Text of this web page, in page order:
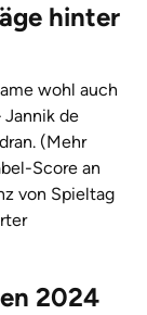
hinter
wohl auch
de
(Mehr
Score an
von Spieltag
2024